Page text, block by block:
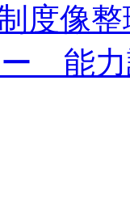
度像整
ー 能